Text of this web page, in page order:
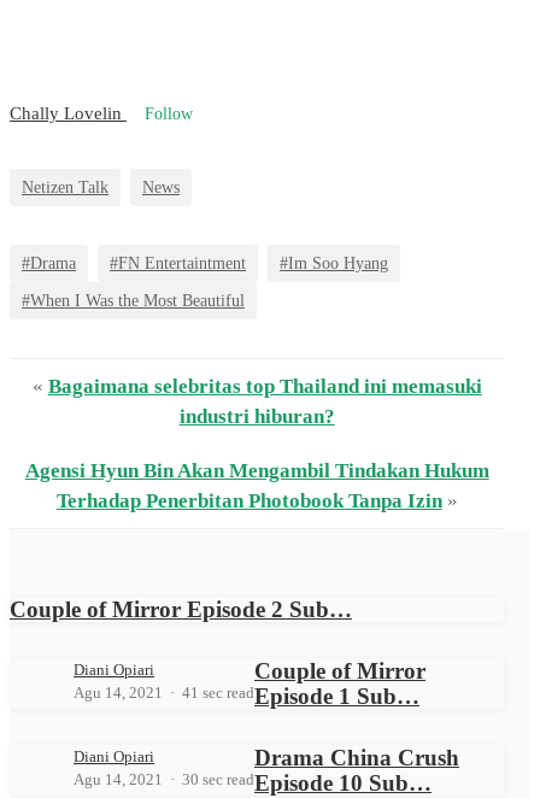
Chally Lovelin Follow
Netizen Talk News
#Drama #FN Entertaintment
#Im Soo Hyang
#When I Was the Most Beautiful
« Bagaimana selebritas top Thailand ini memasuki
industri hiburan?
Agensi Hyun Bin Akan Mengambil Tindakan Hukum
Terhadap Penerbitan Photobook Tanpa Izin»
Couple of Mirror Episode 2 Sub…
Diani Opiari
Agu 14, 2021
41 sec read
Couple of Mirror
Episode 1 Sub…
Diani Opiari
Agu 14, 2021
30 sec read
Drama China Crush
Episode 10 Sub…